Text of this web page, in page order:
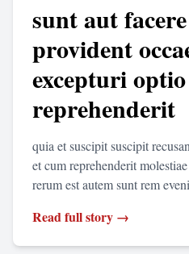
sunt aut
provident
excepturi optio
reprehenderit
quia et suscipit suscipit
et cum reprehenderit
rerum est autem sunt rem
Read full story →